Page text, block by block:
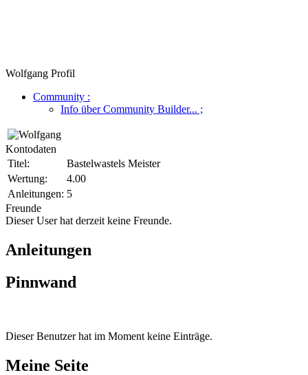
Wolfgang Profil
Community :
Info über Community Builder... ;
Kontodaten
Titel:
Bastelwastels Meister
Wertung:
4.00
Anleitungen: 5
Freunde
Dieser User hat derzeit keine Freunde.
Anleitungen
Pinnwand
Dieser Benutzer hat im Moment keine Einträge.
Meine Seite